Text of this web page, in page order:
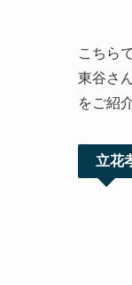
こちら
東谷さ
をご紹
立花